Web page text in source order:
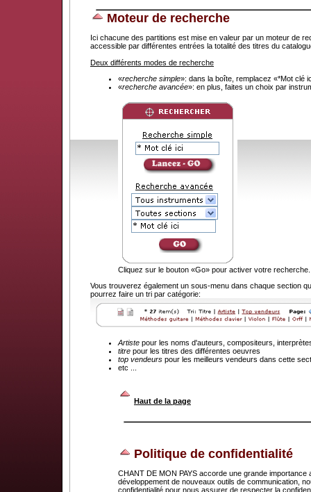
Moteur de recherche
Ici chacune des partitions est mise en valeur par un moteur de
accessible par différentes entrées la totalité des titres du
Deux différents modes de recherche
«recherche simple»: dans la boîte, remplacez «*Mot clé
«recherche avancée»: en plus, faites un choix par
Cliquez sur le bouton «Go» pour activer votre recherche.
Vous trouverez également un sous-menu dans chaque section
pourrez faire un tri par catégorie:
Artiste pour les noms d'auteurs, compositeurs,
titre pour les titres des différentes oeuvres
top vendeurs pour les meilleurs vendeurs dans cette
etc ...
Haut de la page
Politique de confidentialité
CHANT DE MON PAYS accorde une grande
développement de nouveaux outils de communication,
confidentialité pour nous assurer de respecter la